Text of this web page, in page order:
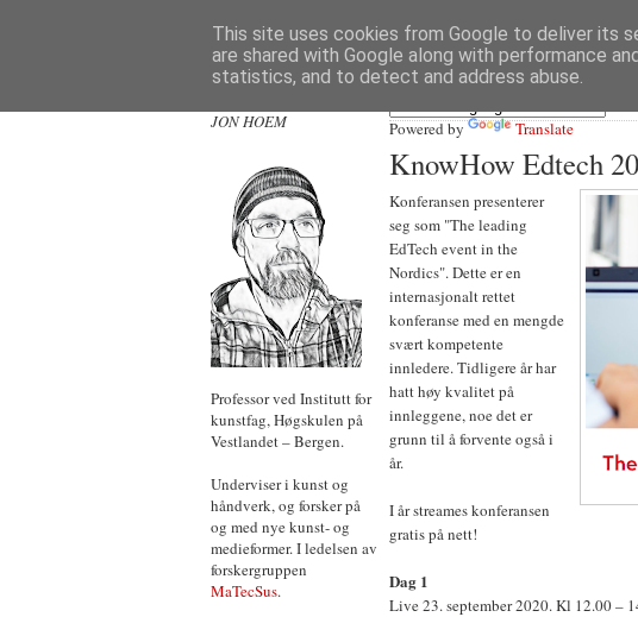
JON HOEM
Professor ved Institutt for
kunstfag, Høgskulen på
Vestlandet – Bergen.
Underviser i kunst og
håndverk, og forsker på
og med nye kunst- og
medieformer. I ledelsen av
forskergruppen
MaTecSus.
Powered by Translate
KnowHow Edtech
Konferansen presenterer
seg som "The leading
EdTech event in the
Nordics". Dette er en
internasjonalt rettet
konferanse med en mengde
svært kompetente
innledere. Tidligere år har
hatt høy kvalitet på
innleggene, noe det er
grunn til å forvente også i
år.
I år streames konferansen
gratis på nett!
Dag 1
Live 23. september 2020. Kl 12.00 –
This site uses cookies from Google to deliver its
are shared with Google along with performance
statistics, and to detect and address abuse.